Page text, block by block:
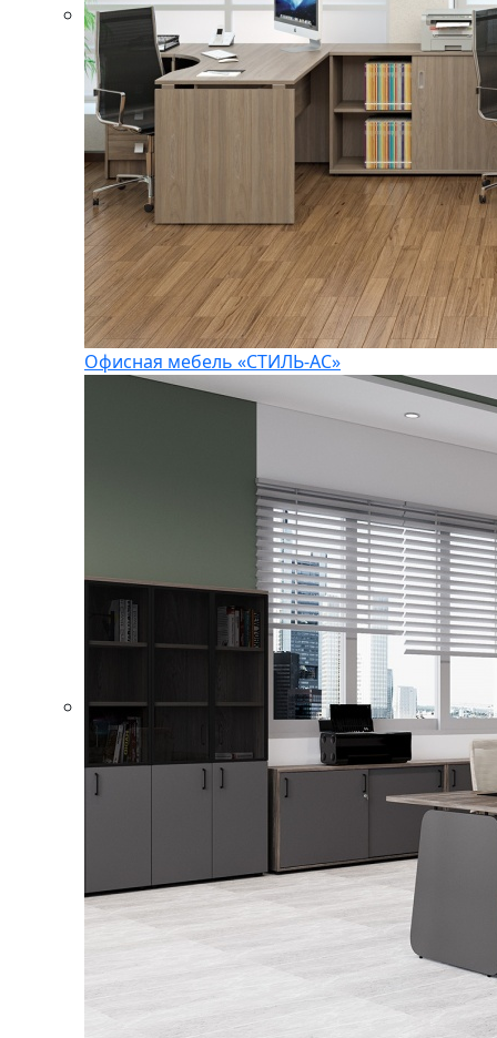
Офисная мебель «СТИЛЬ-АС»